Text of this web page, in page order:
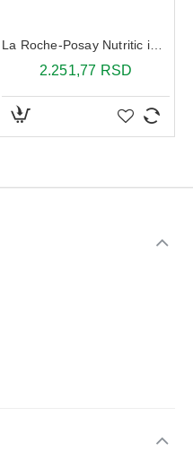
nakon čišćenja kože
linije.
La Roche-Posay Nutritic intense krema 50 ml
2.251,77 RSD